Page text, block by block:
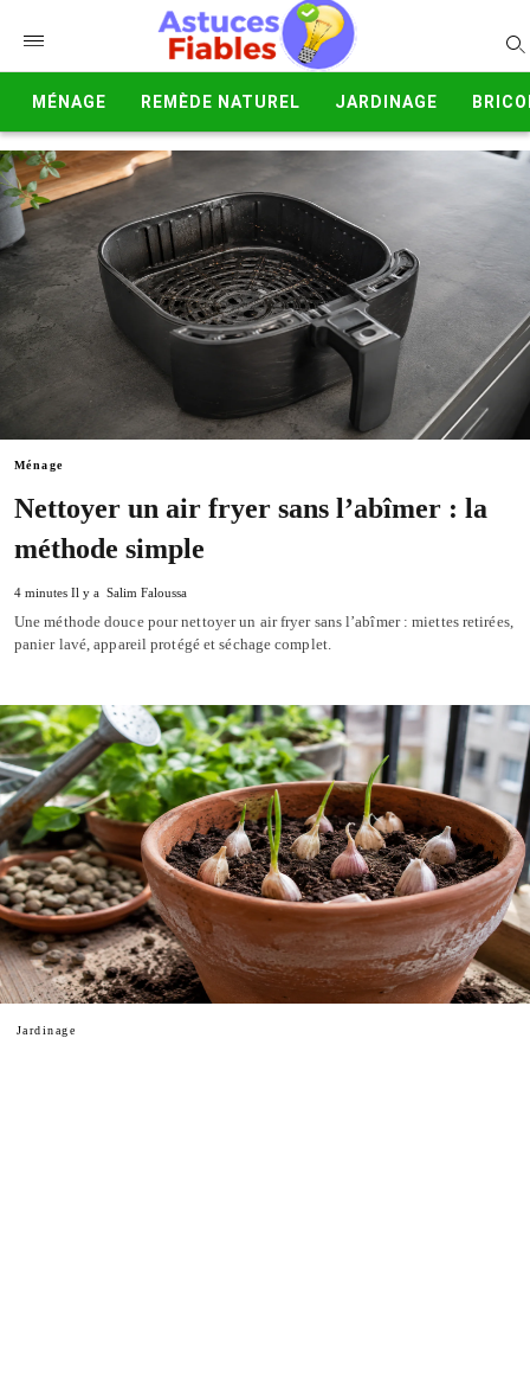
MÉNAGE REMÈDE NATUREL JARDINAGE
Ménage
Nettoyer un air fryer sans l’abîmer : la
méthode simple
4 minutes Il y a Salim Faloussa
Une méthode douce pour nettoyer un air fryer sans l’abîmer : miettes retirées,
panier lavé, appareil protégé et séchage complet.
Jardinage